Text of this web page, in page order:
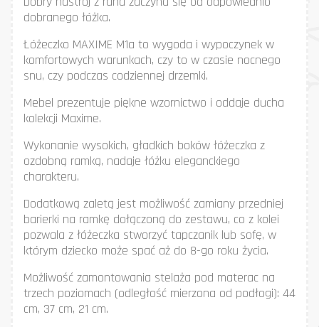
dobranego łóżka.
Łóżeczko MAXIME M1a to wygoda i wypoczynek w
komfortowych warunkach, czy to w czasie nocnego
snu, czy podczas codziennej drzemki.
Mebel prezentuje piękne wzornictwo i oddaje ducha
kolekcji Maxime.
Wykonanie wysokich, gładkich boków łóżeczka z
ozdobną ramką, nadaje łóżku eleganckiego
charakteru.
Dodatkową zaletą jest możliwość zamiany przedniej
barierki na ramkę dołączoną do zestawu, co z kolei
pozwala z łóżeczka stworzyć tapczanik lub sofę, w
którym dziecko może spać aż do 8-go roku życia.
Możliwość zamontowania stelaża pod materac na
trzech poziomach (odległość mierzona od podłogi): 44
cm, 37 cm, 21 cm.